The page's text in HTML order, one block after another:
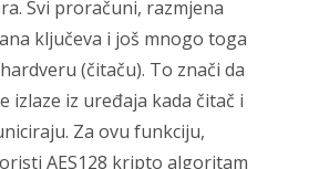
Svi proračuni, razmjena
ključeva i još mnogo toga
(čitaču). To znači da
izlaze iz uređaja kada čitač i
Za ovu funkciju,
AES128 kripto algoritam